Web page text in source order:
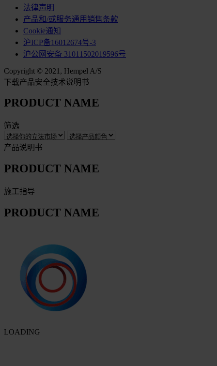
法律声明
产品和/或服务通用销售条款
Cookie通知
沪ICP备16012674号-3
沪公网安备 31011502019596号
Copyright © 2021, Hempel A/S
下载产品安全技术说明书
PRODUCT NAME
筛选
产品说明书
PRODUCT NAME
施工指导
PRODUCT NAME
LOADING